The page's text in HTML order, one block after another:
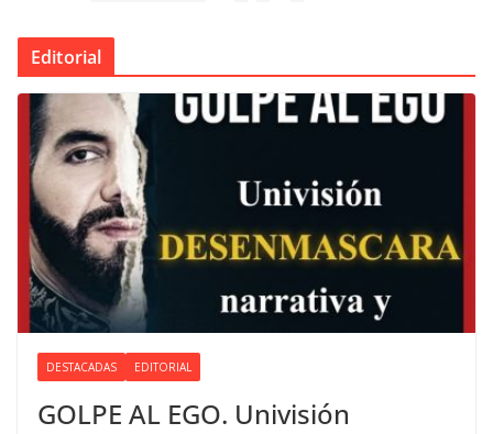
Editorial
DESTACADAS EDITORIAL
GOLPE AL EGO. Univisión